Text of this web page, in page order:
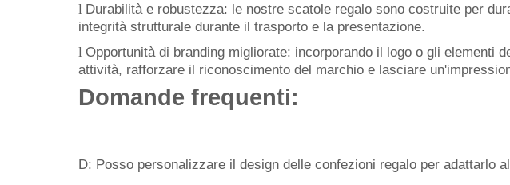
l Durabilità e robustezza: le nostre scatole regalo sono costruite per
integrità strutturale durante il trasporto e la presentazione.
l Opportunità di branding migliorate: incorporando il logo o gli elementi
attività, rafforzare il riconoscimento del marchio e lasciare
Domande frequenti:
D: Posso personalizzare il design delle confezioni regalo per adattarlo